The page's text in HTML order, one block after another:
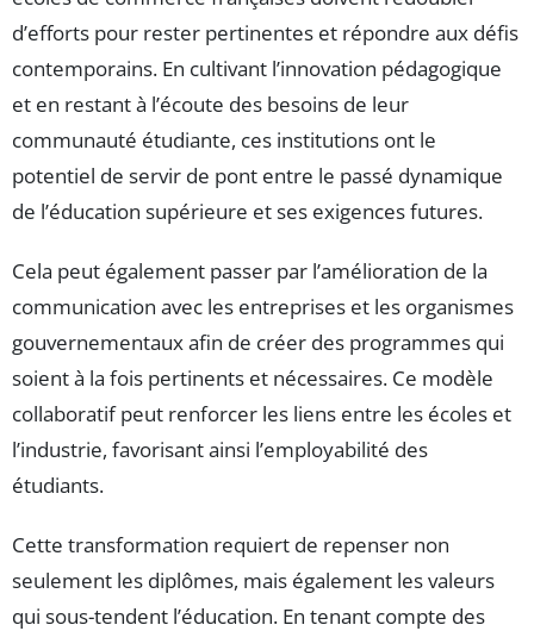
d’efforts pour rester pertinentes et répondre aux défis
contemporains. En cultivant l’innovation pédagogique
et en restant à l’écoute des besoins de leur
communauté étudiante, ces institutions ont le
potentiel de servir de pont entre le passé dynamique
de l’éducation supérieure et ses exigences futures.
Cela peut également passer par l’amélioration de la
communication avec les entreprises et les organismes
gouvernementaux afin de créer des programmes qui
soient à la fois pertinents et nécessaires. Ce modèle
collaboratif peut renforcer les liens entre les écoles et
l’industrie, favorisant ainsi l’employabilité des
étudiants.
Cette transformation requiert de repenser non
seulement les diplômes, mais également les valeurs
qui sous-tendent l’éducation. En tenant compte des